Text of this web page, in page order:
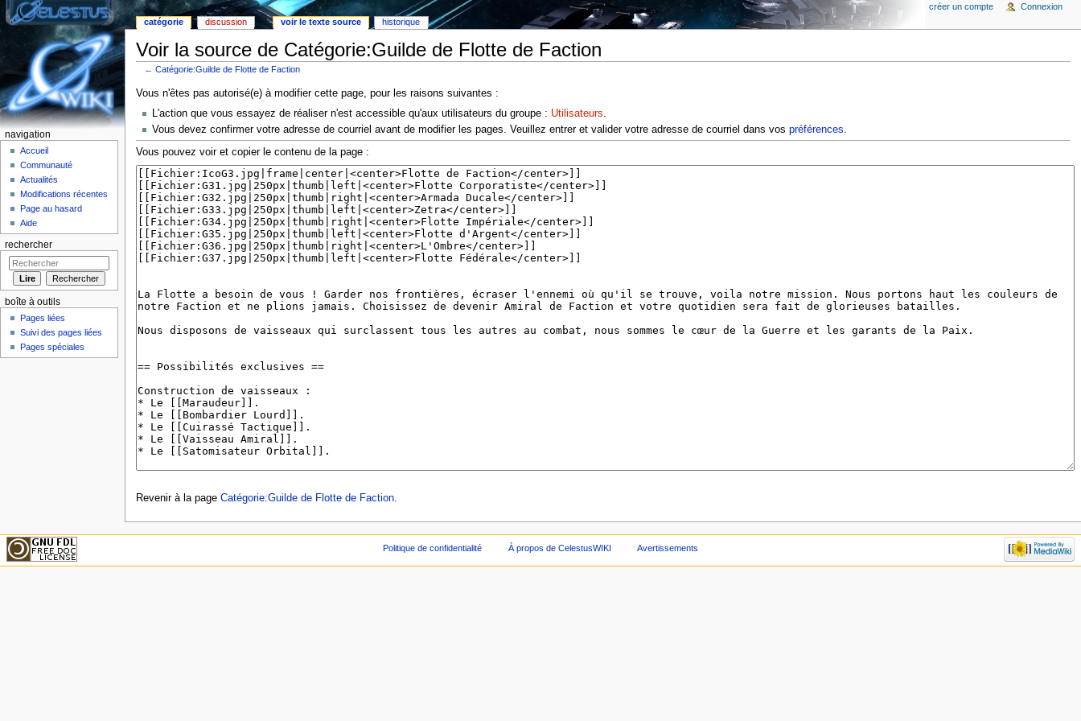
Voir la source de Catégorie:Guilde de Flotte de Faction
←Catégorie:Guilde de Flotte de Faction
Vous n'êtes pas autorisé(e) à modifier cette page, pour les raisons suivantes :
L'action que vous essayez de réaliser n'est accessible qu'aux utilisateurs du groupe : Utilisateurs.
Vous devez confirmer votre adresse de courriel avant de modifier les pages. Veuillez entrer et valider votre adresse de courriel dans vos préférences.
Vous pouvez voir et copier le contenu de la page :
Revenir à la page Catégorie:Guilde de Flotte de Faction.
catégorie discussion voir le texte source historique
créer un compte Connexion
navigation
Accueil
Communauté
Actualités
Modifications récentes
Page au hasard
Aide
rechercher
boîte à outils
Pages liées
Suivi des pages liées
Pages spéciales
Politique de confidentialité À propos de CelestusWIKI Avertissements